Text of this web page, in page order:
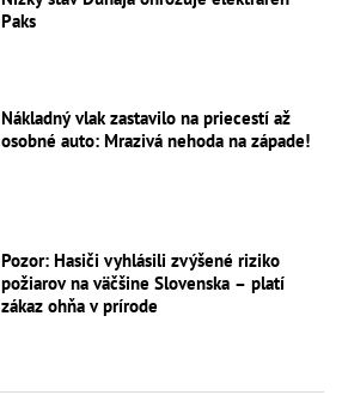
Paks
Nákladný vlak zastavilo na priecestí až
osobné auto: Mrazivá nehoda na západe!
Pozor: Hasiči vyhlásili zvýšené riziko
požiarov na väčšine Slovenska – platí
zákaz ohňa v prírode